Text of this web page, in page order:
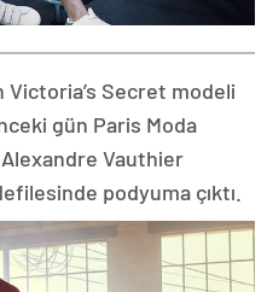
Secret modeli
gün Paris Moda
Alexandre Vauthier
podyuma çıktı.